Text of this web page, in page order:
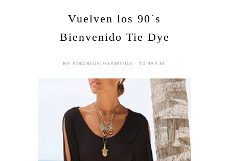
Vuelven los 90`s
Bienvenido Tie Dye
BY AMORIOSDELAMODA - 10:49 A.M.